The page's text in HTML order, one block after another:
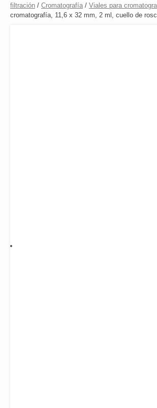
filtración / Cromatografía / Viales para
cromatografía, 11,6 x 32 mm, 2 ml, cuello de